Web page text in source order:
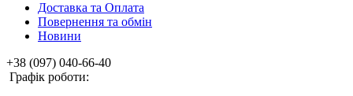
Доставка та Оплата
Повернення та обмін
Новини
+38 (097) 040-66-40
Графік роботи: